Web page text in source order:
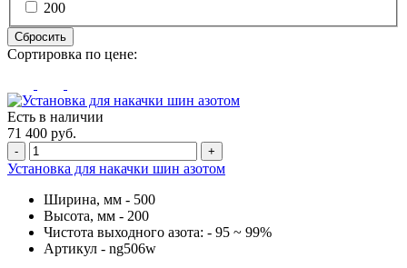
200
Сбросить
Сортировка по цене:
Есть в наличии
71 400 руб.
- +
Установка для накачки шин азотом
Ширина, мм - 500
Высота, мм - 200
Чистота выходного азота: - 95 ~ 99%
Артикул - ng506w